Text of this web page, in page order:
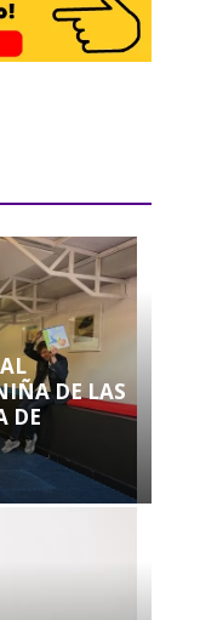
DE LAS
DE